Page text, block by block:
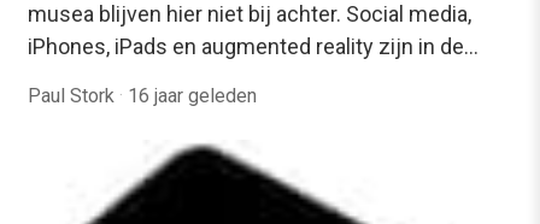
musea blijven hier niet bij achter. Social media,
iPhones, iPads en augmented reality zijn in de…
Paul Stork · 16 jaar geleden